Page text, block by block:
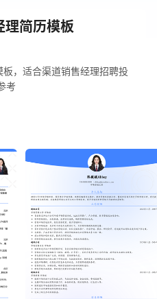
简历模板
，适合渠道销售经理招聘投
考